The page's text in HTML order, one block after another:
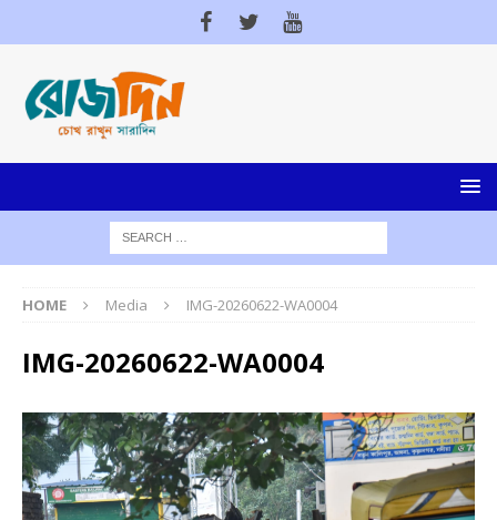
HOME Media IMG-20260622-WA0004
IMG-20260622-WA0004